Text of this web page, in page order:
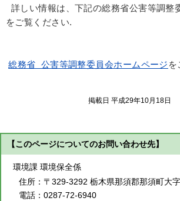
詳しい情報は、下記の総務省公害等調整
をご覧ください.
総務省 公害等調整委員会ホームページ を
掲載日 平成29年10月18日
【このページについてのお問い合わせ先】
環境課 環境保全係
住所： 〒329-3292 栃木県那須郡那須町大
電話： 0287-72-6940